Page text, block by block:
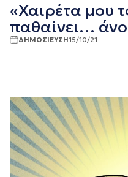
«Χαιρέτα μου
παθαίνει…
ΔΗΜΟΣΙΕΥΣΗ15/10/21